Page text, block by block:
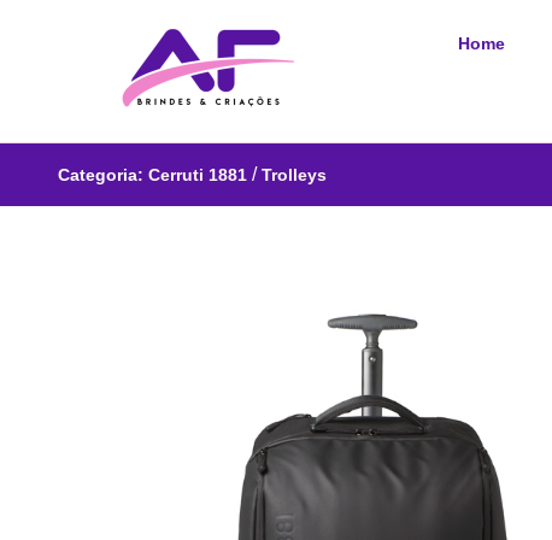
Home
Categoria: Cerruti 1881 /Trolleys